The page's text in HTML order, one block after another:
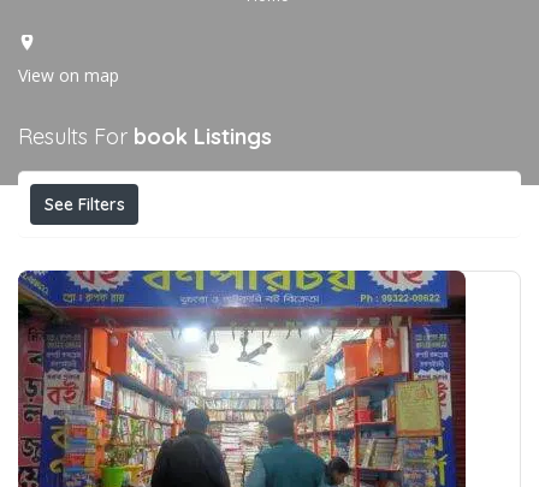
View on map
Results For book Listings
See Filters